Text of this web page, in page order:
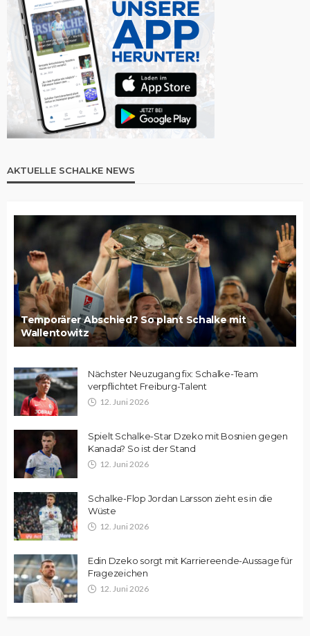
AKTUELLE SCHALKE NEWS
Temporärer Abschied? So plant Schalke mit
Wallentowitz
Nächster Neuzugang fix: Schalke-Team
verpflichtet Freiburg-Talent
12. Juni 2026
Spielt Schalke-Star Dzeko mit Bosnien gegen
Kanada? So ist der Stand
12. Juni 2026
Schalke-Flop Jordan Larsson zieht es in die
Wüste
12. Juni 2026
Edin Dzeko sorgt mit Karriereende-Aussage für
Fragezeichen
12. Juni 2026